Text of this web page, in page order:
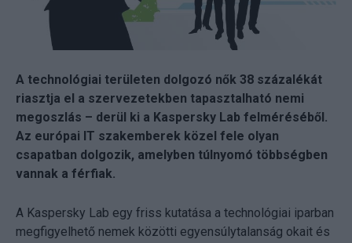
A technológiai területen dolgozó nők 38 százalékát
riasztja el a szervezetekben tapasztalható nemi
megoszlás – derül ki a Kaspersky Lab felméréséből.
Az európai IT szakemberek közel fele olyan
csapatban dolgozik, amelyben túlnyomó többségben
vannak a férfiak.
A Kaspersky Lab egy friss kutatása a technológiai iparban
megfigyelhető nemek közötti egyensúlytalanság okait és